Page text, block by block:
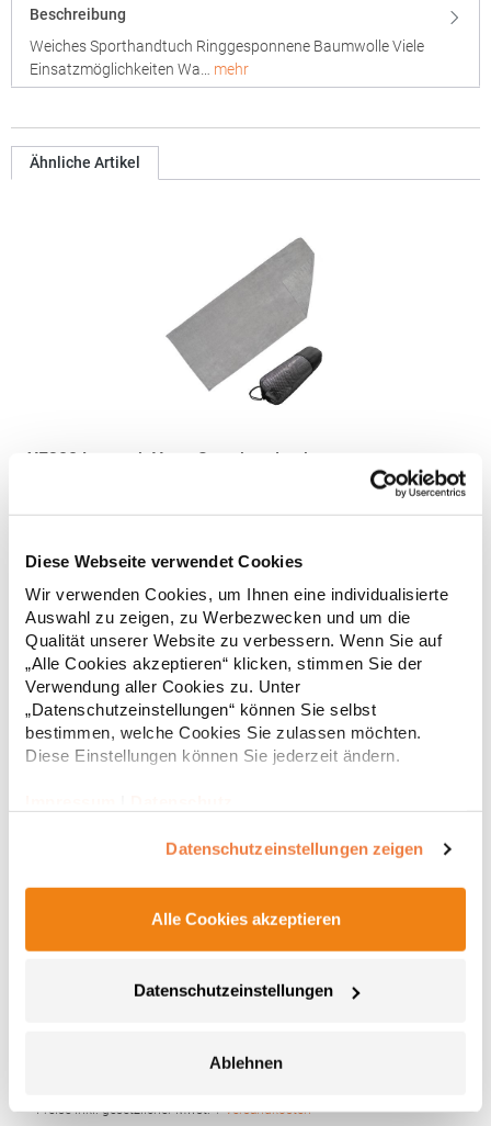
Diese Webseite verwendet Cookies
Wir verwenden Cookies, um Ihnen eine individualisierte
Auswahl zu zeigen, zu Werbezwecken und um die
Qualität unserer Website zu verbessern. Wenn Sie auf
„Alle Cookies akzeptieren“ klicken, stimmen Sie der
Verwendung aller Cookies zu. Unter
„Datenschutzeinstellungen“ können Sie selbst
bestimmen, welche Cookies Sie zulassen möchten.
Diese Einstellungen können Sie jederzeit ändern.
Datenschutzeinstellungen zeigen
Alle Cookies akzeptieren
Datenschutzeinstellungen
Ablehnen
Beschreibung
Weiches Sporthandtuch Ringgesponnene Baumwolle Viele
Einsatzmöglichkeiten Wa… mehr
Ähnliche Artikel
XF300 L-merch Yoga-Sporthandtuch
Microfaser/Frottee 300g/m² Unterseite mit Anti-Rutsch-Noppen
g/m²Materialzusammensetzung: 88% Polyester / 12%
PolyamidAngaben zur Produktsicherheit: Herst.-Nr.:
XF300Hersteller: printwear.eu GmbH & Co. KG Rheinlanddamm
199 44139 Dortmund Deutschland E-Mail: info@printwear.eu
19,11 € *
* Preise inkl. gesetzlicher Mwst. +Versandkosten *
TC66 Towel City Geschlossene Slipper
Geschlossener Zehenbereich Waffle-Optik Waschbar bis 40 °C
Amsterdam Niederlande E-Mail: enquiries@towelcity.co.uk
* Preise inkl. gesetzlicher Mwst. +Versandkosten *